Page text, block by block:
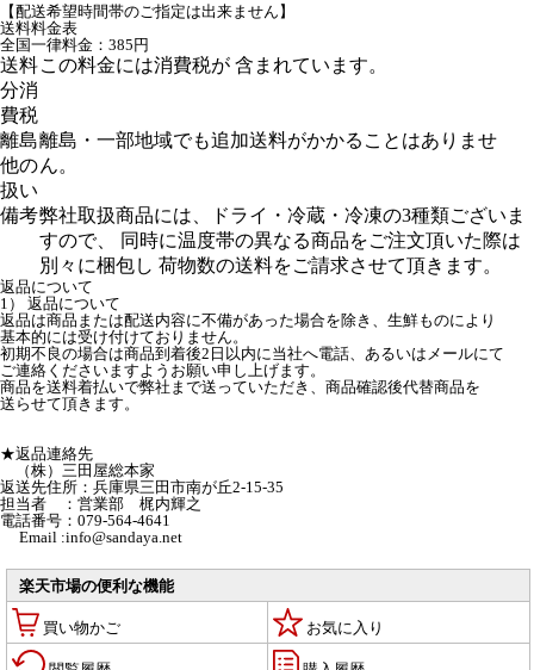
【配送希望時間帯のご指定は出来ません】
送料料金表
全国一律料金：385円
送料
分消
費税
この料金には消費税が 含まれています。
離島
他の
扱い
離島・一部地域でも追加送料がかかることはありませ
ん。
備考弊社取扱商品には、ドライ・冷蔵・冷凍の3種類ございま
すので、 同時に温度帯の異なる商品をご注文頂いた際は
別々に梱包し 荷物数の送料をご請求させて頂きます。
返品について
1） 返品について
返品は商品または配送内容に不備があった場合を除き、生鮮ものにより
基本的には受け付けておりません。
初期不良の場合は商品到着後2日以内に当社へ電話、あるいはメールにて
ご連絡くださいますようお願い申し上げます。
商品を送料着払いで弊社まで送っていただき、商品確認後代替商品を
送らせて頂きます。
★返品連絡先
（株）三田屋総本家
返送先住所：兵庫県三田市南が丘2-15-35
担当者 ：営業部 梶内輝之
電話番号：079-564-4641
Email :info@sandaya.net
楽天市場の便利な機能
買い物かご お気に入り